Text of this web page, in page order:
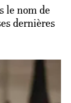
le nom de
dernières